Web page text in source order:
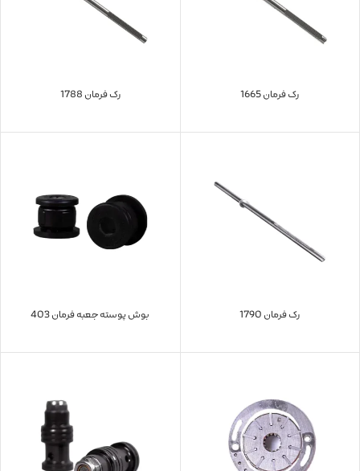
رک فرمان 1665 رک فرمان 1788
رک فرمان 1790 بوش پوسته جعبه فرمان 403